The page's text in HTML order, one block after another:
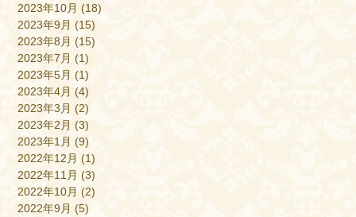
2023年10月 (18)
2023年9月 (15)
2023年8月 (15)
2023年7月 (1)
2023年5月 (1)
2023年4月 (4)
2023年3月 (2)
2023年2月 (3)
2023年1月 (9)
2022年12月 (1)
2022年11月 (3)
2022年10月 (2)
2022年9月 (5)